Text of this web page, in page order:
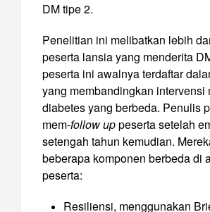
DM tipe 2.
Penelitian ini melibatkan lebih
peserta lansia yang menderita
peserta ini awalnya terdaftar
yang membandingkan intervensi
diabetes yang berbeda. Penulis
mem-follow uppeserta setelah
setengah tahun kemudian.
beberapa komponen berbeda di
peserta:
Resiliensi, menggunakan